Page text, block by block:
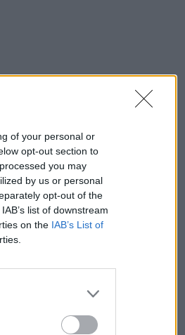
of your personal or
opt-out section to
you may
by us or personal
opt-out of the
list of downstream
on the IAB’s List of